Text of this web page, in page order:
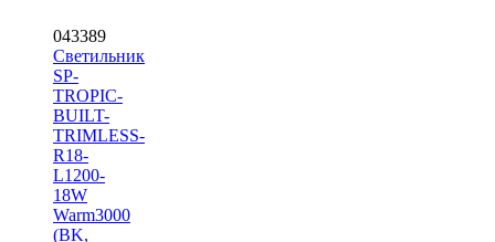
043389
Светильник
SP-
TROPIC-
BUILT-
TRIMLESS-
R18-
L1200-
18W
Warm3000
(BK,